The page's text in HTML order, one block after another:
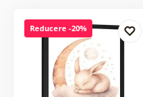
Reducere -20%